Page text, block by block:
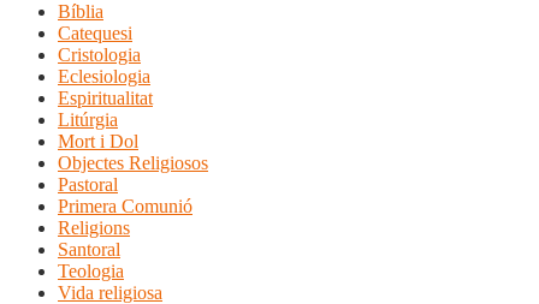
Bíblia
Catequesi
Cristologia
Eclesiologia
Espiritualitat
Litúrgia
Mort i Dol
Objectes Religiosos
Pastoral
Primera Comunió
Religions
Santoral
Teologia
Vida religiosa